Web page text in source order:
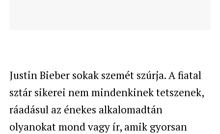
Justin Bieber sokak szemét szúrja. A fiatal
sztár sikerei nem mindenkinek tetszenek,
ráadásul az énekes alkalomadtán
olyanokat mond vagy ír, amik gyorsan